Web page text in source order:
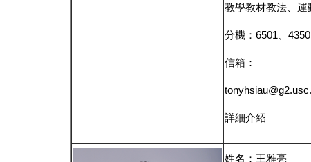
教學教材教法、
分機：6501、4350
信箱：
詳細介紹
姓名：王雅亮